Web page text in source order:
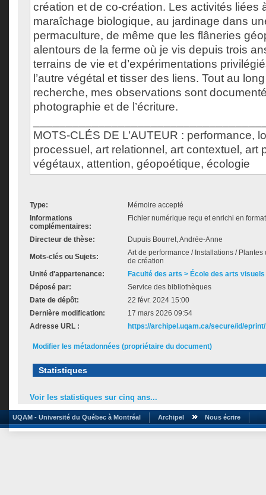
création et de co-création. Les activités liées
maraîchage biologique, au jardinage dans
permaculture, de même que les flâneries
alentours de la ferme où je vis depuis trois
terrains de vie et d’expérimentations
l’autre végétal et tisser des liens. Tout au
recherche, mes observations sont
photographie et de l’écriture.
MOTS-CLÉS DE L’AUTEUR : performance,
processuel, art relationnel, art contextuel, art
végétaux, attention, géopoétique, écologie
Type:
Mémoire accepté
Informations
complémentaires:
Fichier numérique reçu et enrichi en
Directeur de thèse: Dupuis Bourret, Andrée-Anne
Mots-clés ou Sujets:
Art de performance / Installations /
de création
Unité d'appartenance:
Faculté des arts > École des arts
Déposé par:
Service des bibliothèques
Date de dépôt:
22 févr. 2024 15:00
Dernière modification:
17 mars 2026 09:54
Adresse URL :
https://archipel.uqam.ca/secure/id/
Modifier les métadonnées (propriétaire du document)
Statistiques
Voir les statistiques sur cinq ans...
UQAM - Université du Québec à Montréal Archipel Nous écrire